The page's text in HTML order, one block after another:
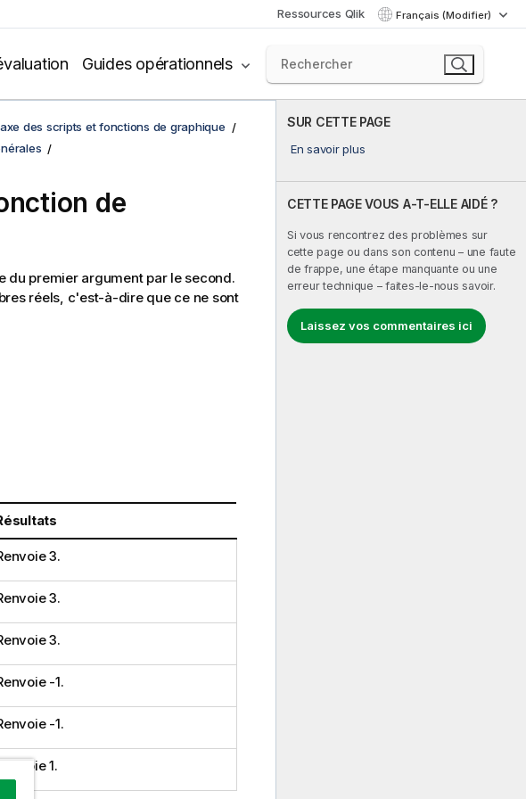
Ressources Qlik Français (Modifier)
Guides opérationnels
SUR CETTE PAGE
En savoir plus
CETTE PAGE VOUS A-T-ELLE AIDÉ ?
Si vous rencontrez des problèmes sur
cette page ou dans son contenu – une faute
de frappe, une étape manquante ou une
erreur technique – faites-le-nous savoir.
Laissez vos commentaires ici
des scripts et fonctions de graphique
de
premier argument par le second.
réels, c'est-à-dire que ce ne sont
3.
3.
3.
-1.
-1.
Renvoie 1.